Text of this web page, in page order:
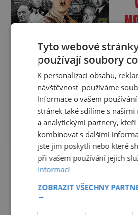
ZAJÍMAVOSTI
Lapka Grasel
netroufl?
zbije. „Kde jsou
Tyto webové
používají soubory
K personalizaci obsahu,
návštěvnosti používáme
Informace o vašem
stránek také sdílíme s
a analytickými partnery,
kombinovat s dalšími
jste jim poskytli nebo které
při vašem používání jejich
informací
ZOBRAZIT VŠECHNY
→